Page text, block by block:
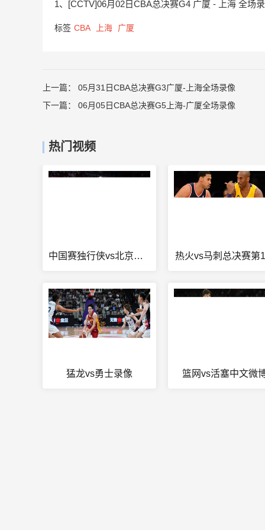
1、[CCTV]06月02日CBA总决赛G4 广厦 - 上海 全场
标签 CBA 上海 广厦
上一篇： 05月31日CBA总决赛G3广厦-上海全场录像
下一篇： 06月05日CBA总决赛G5上海-广厦全场录像
热门视频
中国赛独行侠vs北京门票 热火vs马刺总决赛第
猛龙vs勇士录像 篮网vs活塞中文微